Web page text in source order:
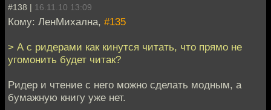
#138 | 16.11.10 13:09
Кому: ЛенМихална, #135
> А с ридерами как кинутся читать, что прямо не
угомонить будет читак?
Ридер и чтение с него можно сделать модным, а
бумажную книгу уже нет.